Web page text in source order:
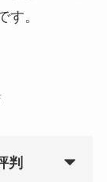
す。
判